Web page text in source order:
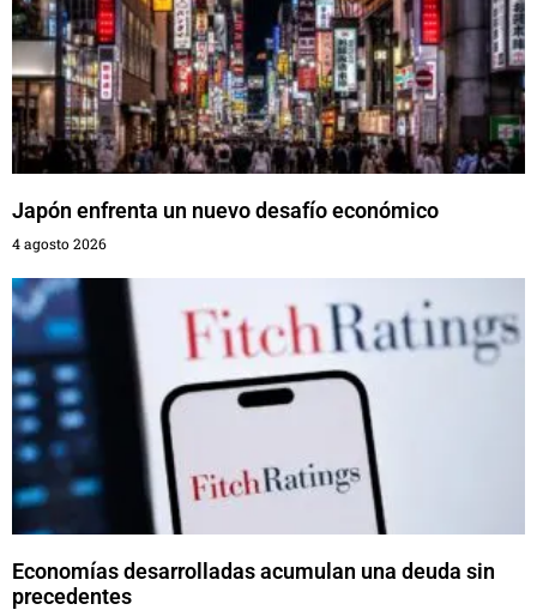
Japón enfrenta un nuevo desafío económico
4 agosto 2026
Economías desarrolladas acumulan una deuda sin
precedentes